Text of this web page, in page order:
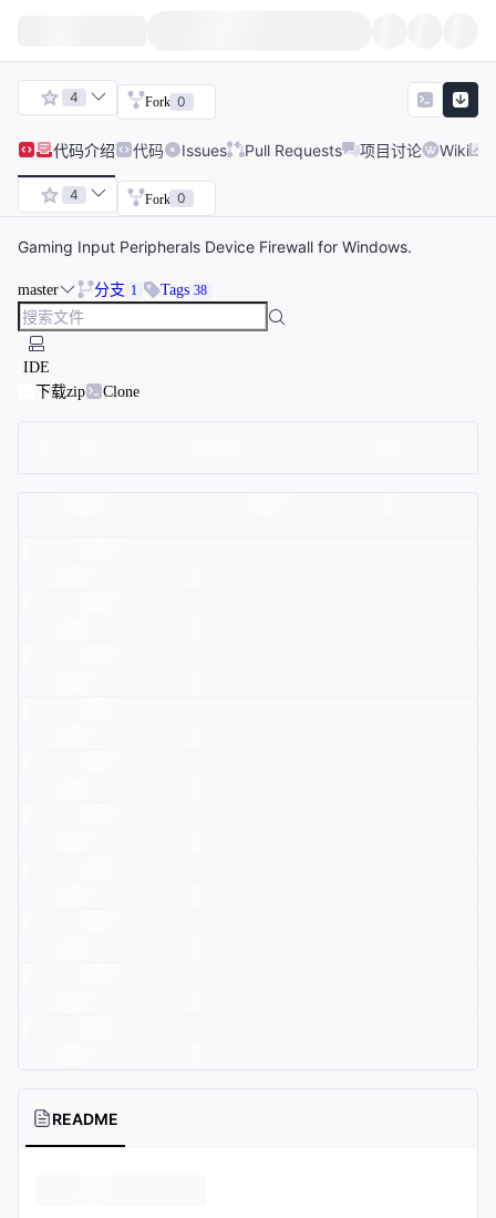
4 Fork 0
代码介绍 代码 Issues Pull Requests 项目讨论 Wiki
4 Fork 0
Gaming Input Peripherals Device Firewall for Windows.
master 分支 1 Tags 38
IDE
下载zip
Clone
README